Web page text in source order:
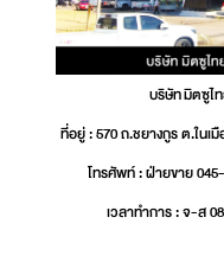
บริษัท มิตซูไ
ที่อยู่ : 570 ถ.ชยางกูร ต.ในเ
โทรศัพท์ : ฝ่ายขาย
เวลาทำการ : จ-ส